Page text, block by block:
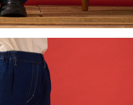
訊註冊。若發現惡意使用之情形，
之使用額度並採取法律行動。